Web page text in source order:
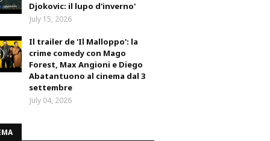
Djokovic: il lupo d'inverno'
July 15, 2026
Il trailer de 'Il Malloppo': la
crime comedy con Mago
Forest, Max Angioni e Diego
Abatantuono al cinema dal 3
settembre
July 04, 2026